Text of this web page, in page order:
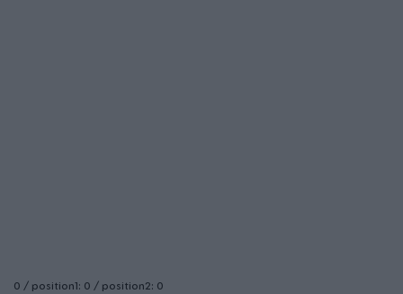
0 / position1: 0 / position2: 0